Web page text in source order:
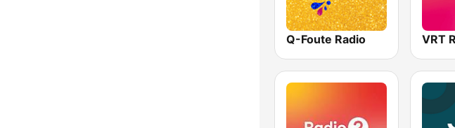
Q-Foute Radio